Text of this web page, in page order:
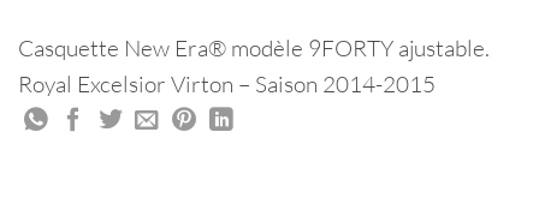
Casquette New Era® modèle 9FORTY ajustable.
Royal Excelsior Virton – Saison 2014-2015